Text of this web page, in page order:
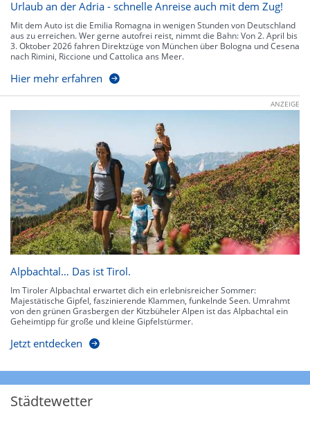
Urlaub an der Adria - schnelle Anreise auch mit dem Zug!
Mit dem Auto ist die Emilia Romagna in wenigen Stunden von Deutschland
aus zu erreichen. Wer gerne autofrei reist, nimmt die Bahn: Von 2. April bis
3. Oktober 2026 fahren Direktzüge von München über Bologna und Cesena
nach Rimini, Riccione und Cattolica ans Meer.
Hier mehr erfahren
ANZEIGE
Alpbachtal… Das ist Tirol.
Im Tiroler Alpbachtal erwartet dich ein erlebnisreicher Sommer:
Majestätische Gipfel, faszinierende Klammen, funkelnde Seen. Umrahmt
von den grünen Grasbergen der Kitzbüheler Alpen ist das Alpbachtal ein
Geheimtipp für große und kleine Gipfelstürmer.
Jetzt entdecken
Städtewetter